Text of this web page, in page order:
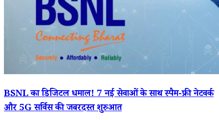
BSNL का डिजिटल धमाल! 7 नई सेवाओं के साथ स्पैम-फ्री नेटवर्क
और 5G सर्विस की जबरदस्त शुरुआत